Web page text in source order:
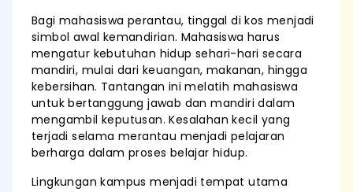
Bagi mahasiswa perantau, tinggal di kos menjadi
simbol awal kemandirian. Mahasiswa harus
mengatur kebutuhan hidup sehari-hari secara
mandiri, mulai dari keuangan, makanan, hingga
kebersihan. Tantangan ini melatih mahasiswa
untuk bertanggung jawab dan mandiri dalam
mengambil keputusan. Kesalahan kecil yang
terjadi selama merantau menjadi pelajaran
berharga dalam proses belajar hidup.
Lingkungan kampus menjadi tempat utama